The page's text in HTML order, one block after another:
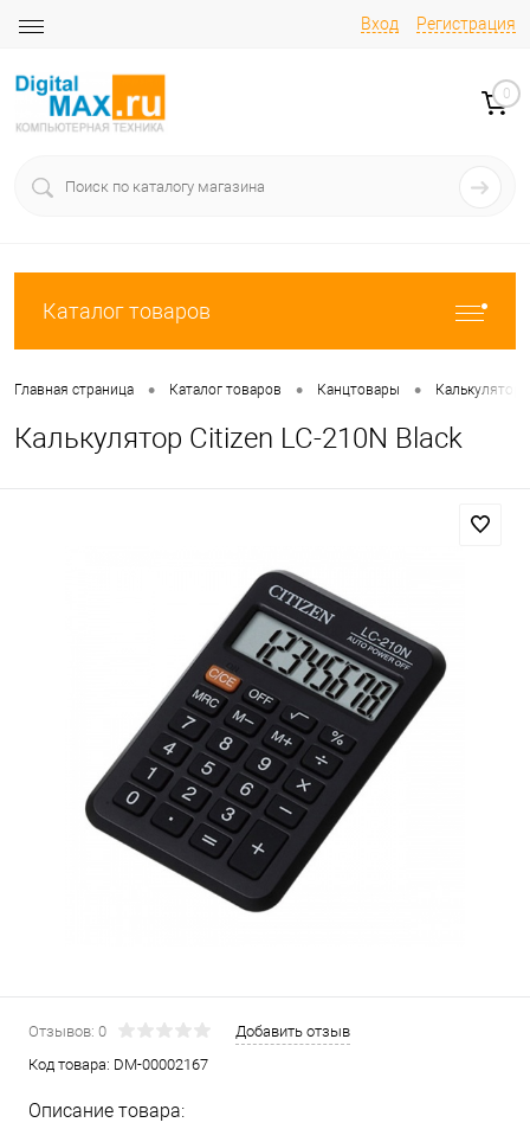
Вход Регистрация
0
Каталог товаров
Главная страница • Каталог товаров • Канцтовары •
Калькулятор Citizen LC-210N Black
Отзывов: 0
Добавить отзыв
Код товара: DM-00002167
Описание товара: